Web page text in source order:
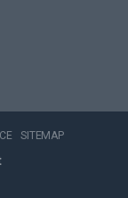
SITEMAP